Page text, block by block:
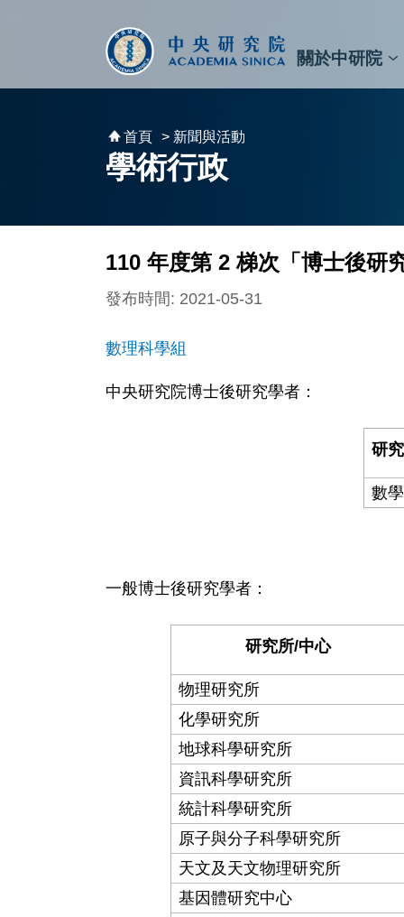
關於中研院
首頁 > 新聞與活動
學術行政
110 年度第 2 梯次「博士後研
發布時間: 2021-05-31
數理科學組
中央研究院博士後研究學者：
研
數
一般博士後研究學者：
研究所/中心
物理研究所
化學研究所
地球科學研究所
資訊科學研究所
統計科學研究所
原子與分子科學研究所
天文及天文物理研究所
基因體研究中心